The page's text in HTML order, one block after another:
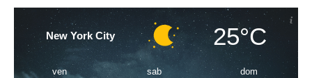
New York City 25°C
ven sab dom